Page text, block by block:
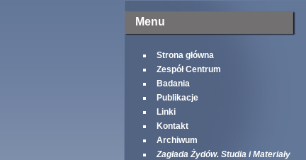
Menu
Strona główna
Zespół Centrum
Badania
Publikacje
Linki
Kontakt
Archiwum
Zagłada Żydów. Studia i Materiały